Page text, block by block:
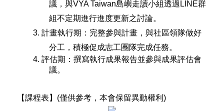
議，與VYA Taiwan島嶼走讀小組透過 LINE群
組不定期進行進度更新之討論。
3. 計畫執行期：完整參與計畫，與社區領隊做好
分工，積極促成志工團隊完成任務。
4. 評估期：撰寫執行成果報告並參與成果評估會
議。
【課程表】 (僅供參考 ，本會保留異動權利 )